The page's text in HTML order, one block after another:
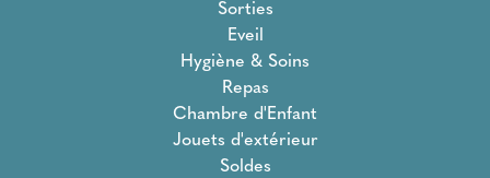
Sorties
Eveil
Hygiène & Soins
Repas
Chambre d'Enfant
Jouets d'extérieur
Soldes